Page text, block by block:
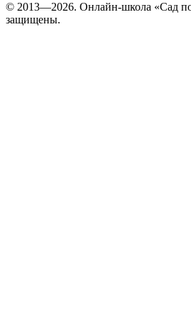
© 2013—2026. Онлайн-школа «Cад
защищены.